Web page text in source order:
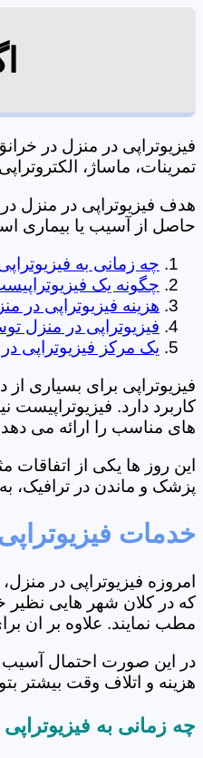
فیزیوتراپی در منزل در
تمرینات، ماساژ، الکتروتراپی و سایر
هدف فیزیوتراپی در منزل
حاصل از آسیب یا بیماری
چه زمانی به
چگونه یک
هزینه فیزیوتراپی
فیزیوتراپی در منزل
یک مرکز فیزیوتراپی
فیزیوتراپی برای بسیاری
کاربرد دارد.
های مناسب را ارائه می
این روز ها یکی از
پزشک و ماندن در ترافیک،
خدمات
امروزه فیزیوتراپی در
که در کلان شهر هایی نظیر
مطب نمایند. علاوه بر ان
در این صورت احتمال آسیب
هزینه و اتلاف وقت بیشتر
چه زمانی به